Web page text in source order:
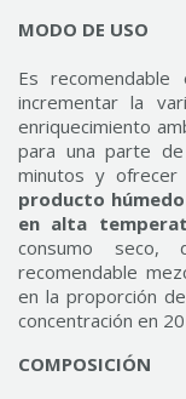
MODO DE USO
Es
incrementar la
enriquecimiento
para una parte
minutos y
producto
en alta
consumo seco,
recomendable
en la proporción
concentración en
COMPOSICIÓN